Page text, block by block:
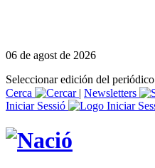
06 de agost de 2026
Seleccionar edición del periódico
Cerca
| Newsletters
Iniciar Sessió